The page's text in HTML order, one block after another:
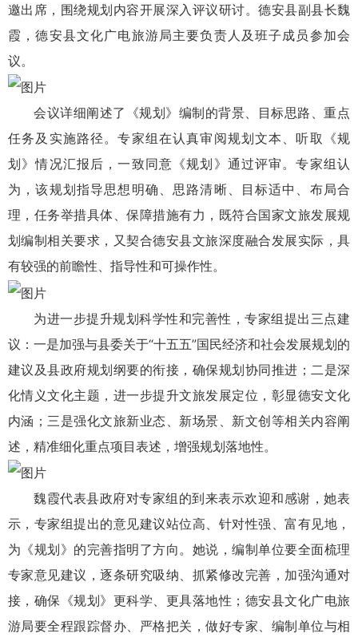
邀出席，围绕规划内容开展深入评议研讨。德安县副县长魏
霞，德安县文化广电旅游局主要负责人及班子成员参加会
议。
会议详细阐述了《规划》编制的背景、目标思路、重点
任务及实施路径。专家组在认真审阅规划文本、听取《规
划》情况汇报后，一致同意《规划》通过评审。专家组认
为，该规划指导思想明确、思路清晰、目标适中、布局合
理，任务举措具体、保障措施有力，既符合国家文旅发展规
划编制相关要求，又契合德安县文旅深度融合发展实际，具
有较强的前瞻性、指导性和可操作性。
为进一步提升规划科学性和完善性，专家组提出三点建
议：一是加强与县委关于“十五五”国民经济和社会发展规划的
建议及县政府规划纲要的衔接，确保规划协同推进；二是深
化情义文化主题，进一步提升文旅发展定位，彰显德安文化
内涵；三是强化文旅新业态、新场景、新文创等相关内容阐
述，精准细化重点项目表述，增强规划落地性。
魏霞代表县政府对专家组的到来表示欢迎和感谢，她表
示，专家组提出的意见建议站位高、针对性强、富有见地，
为《规划》的完善指明了方向。她说，编制单位要全面梳理
专家意见建议，逐条研究吸纳、抓紧修改完善，加强沟通对
接，确保《规划》更科学、更具落地性；德安县文化广电旅
游局要全程跟踪督办、严格把关，做好专家、编制单位与相